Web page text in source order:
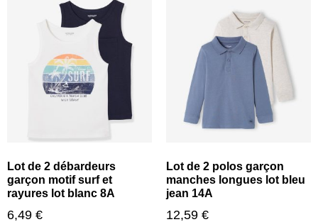
Lot de 2 débardeurs
garçon motif surf et
rayures lot blanc 8A
6,49 €
Lot de 2 polos garçon
manches longues lot bleu
jean 14A
12,59 €